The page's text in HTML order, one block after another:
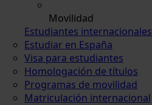
Movilidad
Estudiantes internacionales
Estudiar en España
Visa para estudiantes
Homologación de títulos
Programas de movilidad
Matriculación internacional